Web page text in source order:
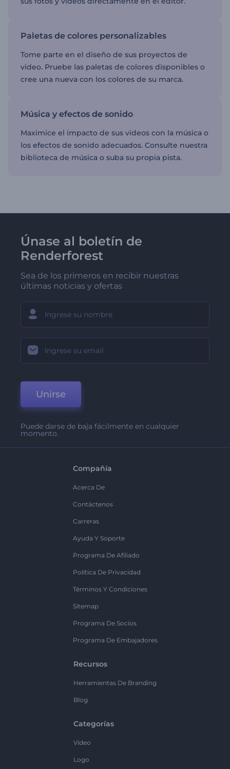
Paletas de colores personalizables
Tome parte en el diseño de sus proyectos de
video. Pruebe las paletas de colores disponibles o
cree una nueva con los colores de su marca.
Música y efectos de sonido
Maximice el impacto de sus videos con la música o
los efectos de sonido adecuados. Consulte nuestra
biblioteca de música o suba su propia pista.
Únase al boletín de
Renderforest
Sea de los primeros en recibir nuestras
últimas noticias y ofertas
Unirse
Puede darse de baja fácilmente en cualquier
momento.
Compañía
Acerca De
Contáctenos
Carreras
Ayuda Y Soporte
Programa De Afiliado
Política De Privacidad
Términos Y Condiciones
Sitemap
Programa De Socios
Programa De Embajadores
Recursos
Herramientas De Branding
Blog
Categorías
Vídeo
Logo